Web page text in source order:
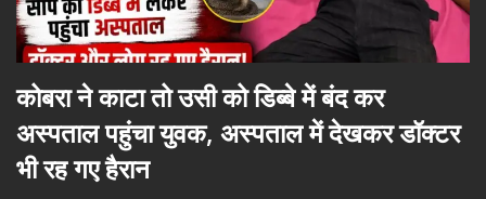
कोबरा ने काटा तो उसी को डिब्बे में बंद कर
अस्पताल पहुंचा युवक, अस्पताल में देखकर डॉक्टर
भी रह गए हैरान